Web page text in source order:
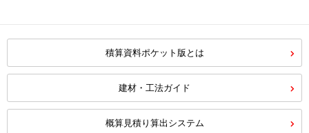
積算資料ポケット版とは
建材・工法ガイド
概算見積り算出システム